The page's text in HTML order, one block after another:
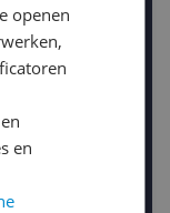
prijs
€
openen
en